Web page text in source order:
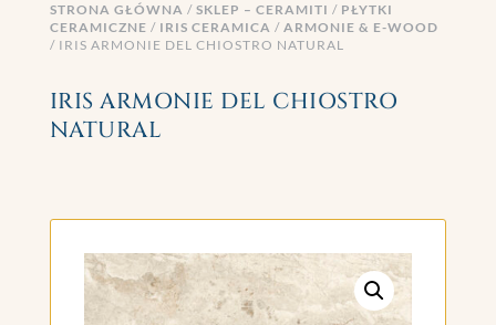
STRONA GŁÓWNA / SKLEP – CERAMITI / PŁYTKI
CERAMICZNE / IRIS CERAMICA / ARMONIE & E-WOOD
/ IRIS ARMONIE DEL CHIOSTRO NATURAL
IRIS ARMONIE DEL CHIOSTRO
NATURAL